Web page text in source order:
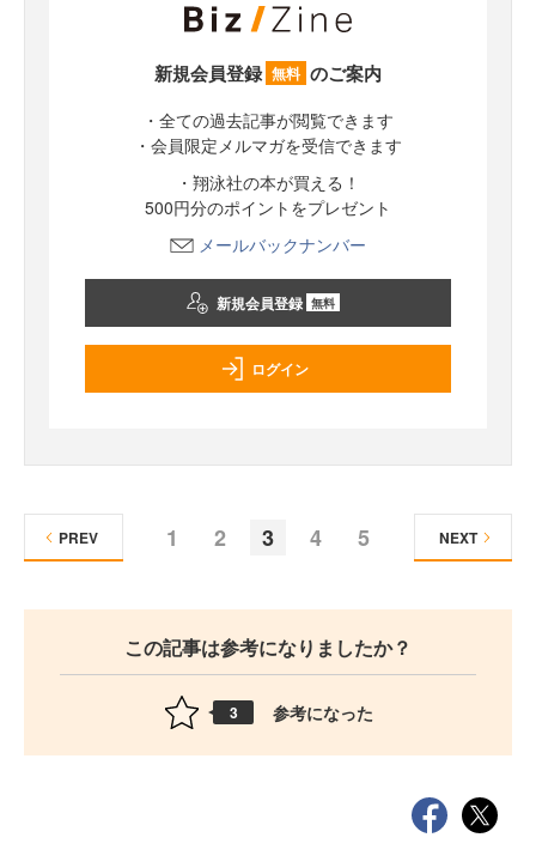
新規会員登録 無料 のご案内
・全ての過去記事が閲覧できます
・会員限定メルマガを受信できます
・翔泳社の本が買える！
500円分のポイントをプレゼント
メールバックナンバー
新規会員登録 無料
ログイン
1 2 3 4 5
PREV NEXT
この記事は参考になりましたか？
3 参考になった